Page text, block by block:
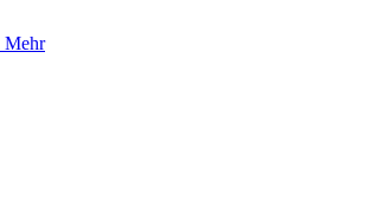
Mehr